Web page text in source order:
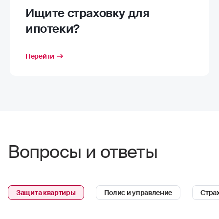
Ищите страховку для
ипотеки?
Перейти
Вопросы и ответы
Защита квартиры Полис и управление